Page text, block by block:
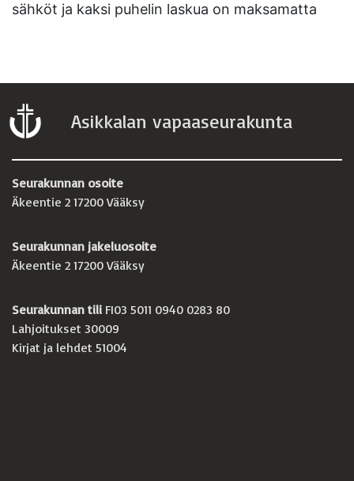
sähköt ja kaksi puhelin laskua on maksamatta
Asikkalan vapaaseurakunta
Seurakunnan osoite
Äkeentie 2 17200 Vääksy
Seurakunnan jakeluosoite
Äkeentie 2 17200 Vääksy
Seurakunnan tili FI03 5011 0940 0283 80
Lahjoitukset 30009
Kirjat ja lehdet 51004